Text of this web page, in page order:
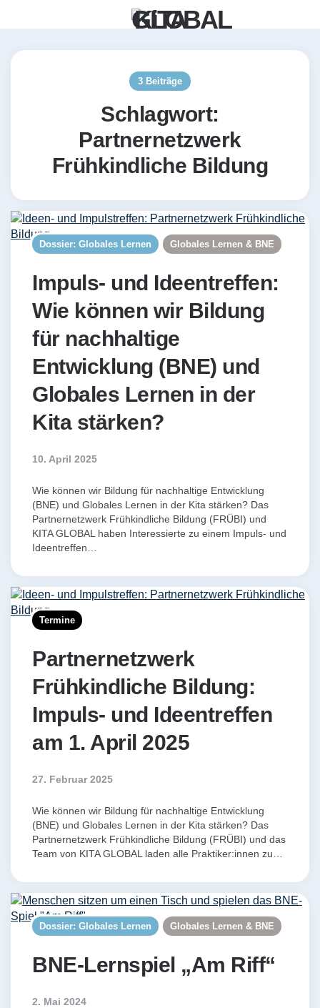
3 Beiträge
Schlagwort:
Partnernetzwerk
Frühkindliche Bildung
Dossier: Globales Lernen Globales Lernen & BNE
Impuls- und Ideentreffen:
Wie können wir Bildung
für nachhaltige
Entwicklung (BNE) und
Globales Lernen in der
Kita stärken?
10. April 2025
Wie können wir Bildung für nachhaltige Entwicklung
(BNE) und Globales Lernen in der Kita stärken? Das
Partnernetzwerk Frühkindliche Bildung (FRÜBI) und
KITA GLOBAL haben Interessierte zu einem Impuls- und
Ideentreffen…
Termine
Partnernetzwerk
Frühkindliche Bildung:
Impuls- und Ideentreffen
am 1. April 2025
27. Februar 2025
Wie können wir Bildung für nachhaltige Entwicklung
(BNE) und Globales Lernen in der Kita stärken? Das
Partnernetzwerk Frühkindliche Bildung (FRÜBI) und das
Team von KITA GLOBAL laden alle Praktiker:innen zu…
Dossier: Globales Lernen Globales Lernen & BNE
BNE-Lernspiel „Am Riff“
2. Mai 2024